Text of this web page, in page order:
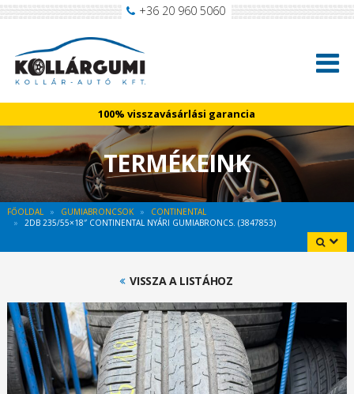
+36 20 960 5060
100% visszavásárlási garancia
TERMÉKEINK
FŐOLDAL GUMIABRONCSOK
CONTINENTAL
2DB 235/55×18″ CONTINENTAL NYÁRI GUMIABRONCS. (3847853)
VISSZA A LISTÁHOZ